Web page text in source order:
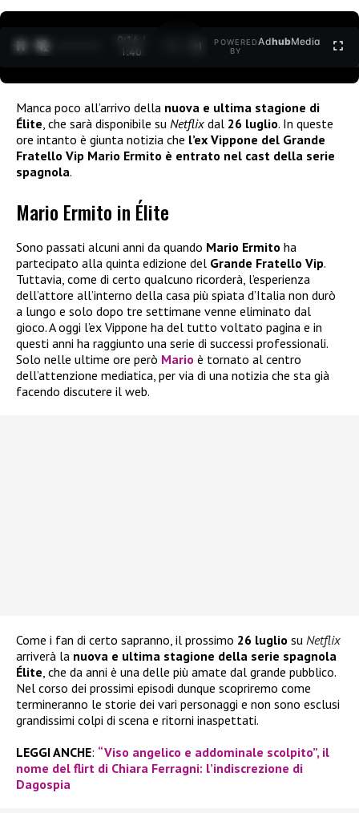
0:15 /
1:40
POWERED
BY
AdhubMedia
Manca poco all’arrivo della nuova e ultima stagione di
Élite , che sarà disponibile su Netflix dal 26 luglio. In queste
ore intanto è giunta notizia che l’ex Vippone del Grande
Fratello Vip Mario Ermito è entrato nel cast della serie
spagnola.
Mario Ermito in Élite
Sono passati alcuni anni da quando Mario Ermito ha
partecipato alla quinta edizione del Grande Fratello Vip.
Tuttavia, come di certo qualcuno ricorderà, l’esperienza
dell’attore all’interno della casa più spiata d’Italia non durò
a lungo e solo dopo tre settimane venne eliminato dal
gioco. A oggi l’ex Vippone ha del tutto voltato pagina e in
questi anni ha raggiunto una serie di successi professionali.
Solo nelle ultime ore però Mario è tornato al centro
dell’attenzione mediatica, per via di una notizia che sta già
facendo discutere il web.
Come i fan di certo sapranno, il prossimo 26 luglio su Netflix
arriverà la nuova e ultima stagione della serie spagnola
Élite, che da anni è una delle più amate dal grande pubblico.
Nel corso dei prossimi episodi dunque scopriremo come
termineranno le storie dei vari personaggi e non sono esclusi
grandissimi colpi di scena e ritorni inaspettati.
LEGGI ANCHE: “Viso angelico e addominale scolpito”, il
nome del flirt di Chiara Ferragni: l’indiscrezione di
Dagospia